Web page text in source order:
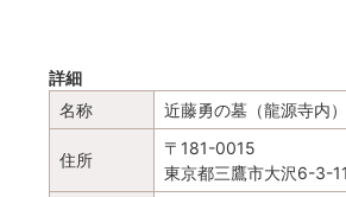
詳細
名称
近藤勇の墓（龍源寺内）
住所
〒181-0015
東京都三鷹市大沢6-3-